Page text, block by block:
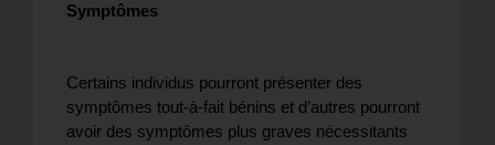
Symptômes
Certains individus pourront présenter des
symptômes tout-à-fait bénins et d’autres pourront
avoir des symptômes plus graves nécessitants